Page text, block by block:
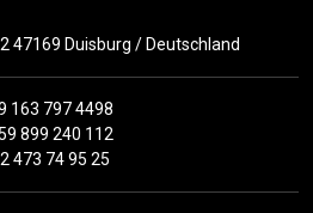
47169 Duisburg / Deutschland
163 797 4498
899 240 112
473 74 95 25